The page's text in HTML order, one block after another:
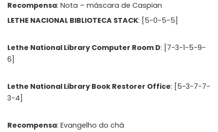
Recompensa: Nota – máscara de Caspian
LETHE NACIONAL BIBLIOTECA STACK: [5-0-5-5]
Lethe National Library Computer Room D: [7-3-1-5-9-
6]
Lethe National Library Book Restorer Office: [5-3-7-7-
3-4]
Recompensa: Evangelho do chá